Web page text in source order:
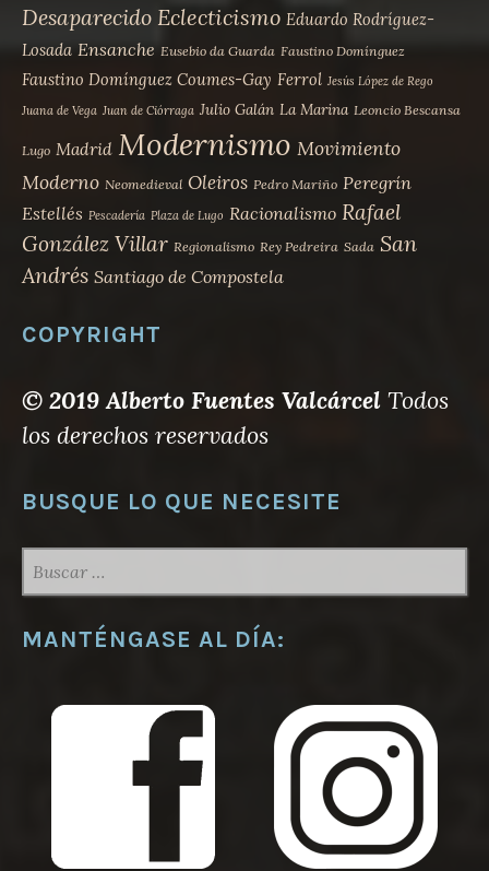
Desaparecido Eclecticismo Eduardo Rodríguez-
Losada Ensanche Eusebio da Guarda Faustino Domínguez
Faustino Domínguez Coumes-Gay Ferrol Jesús López de Rego
Juana de Vega Juan de Ciórraga Julio Galán La Marina Leoncio Bescansa
Lugo Madrid Modernismo Movimiento
Moderno Neomedieval Oleiros Pedro Mariño Peregrín
Estellés Pescadería Plaza de Lugo Racionalismo Rafael
González Villar Regionalismo Rey Pedreira Sada San
Andrés Santiago de Compostela
COPYRIGHT
© 2019 Alberto Fuentes Valcárcel Todos
los derechos reservados
BUSQUE LO QUE NECESITE
MANTÉNGASE AL DÍA: